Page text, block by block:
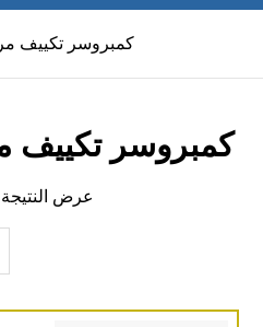
كمبروسر تكييف
كمبروسر تكييف
عرض النتيجة